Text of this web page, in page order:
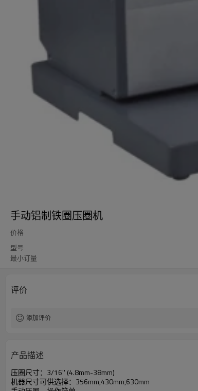
手动铝制铁圈压圈机
价格
型号
最小订量
评价
添加评价
产品描述
压圈尺寸：3/16'' (4.8mm-38mm)
机器尺寸可供选择：356mm,430mm,630mm